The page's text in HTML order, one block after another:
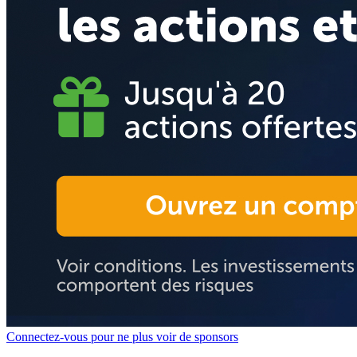
Connectez-vous pour ne plus voir de sponsors